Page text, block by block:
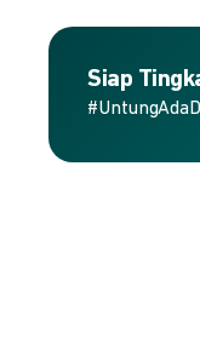
Siap